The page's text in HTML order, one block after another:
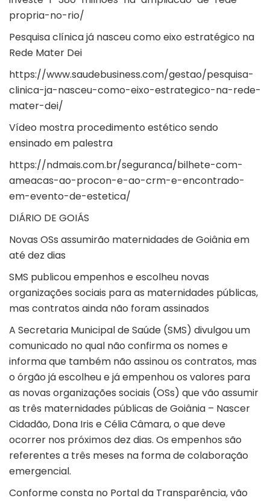
propria-no-rio/
Pesquisa clínica já nasceu como eixo estratégico na
Rede Mater Dei
https://www.saudebusiness.com/gestao/pesquisa-
clinica-ja-nasceu-como-eixo-estrategico-na-rede-
mater-dei/
Vídeo mostra procedimento estético sendo
ensinado em palestra
https://ndmais.com.br/seguranca/bilhete-com-
ameacas-ao-procon-e-ao-crm-e-encontrado-
em-evento-de-estetica/
DIÁRIO DE GOIÁS
Novas OSs assumirão maternidades de Goiânia em
até dez dias
SMS publicou empenhos e escolheu novas
organizações sociais para as maternidades públicas,
mas contratos ainda não foram assinados
A Secretaria Municipal de Saúde (SMS) divulgou um
comunicado no qual não confirma os nomes e
informa que também não assinou os contratos, mas
o órgão já escolheu e já empenhou os valores para
as novas organizações sociais (OSs) que vão assumir
as três maternidades públicas de Goiânia – Nascer
Cidadão, Dona Iris e Célia Câmara, o que deve
ocorrer nos próximos dez dias. Os empenhos são
referentes a três meses na forma de colaboração
emergencial.
Conforme consta no Portal da Transparência, vão